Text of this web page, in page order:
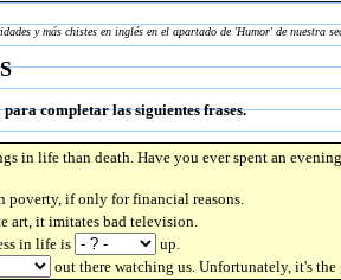
y más chistes en inglés en el apartado de 'Humor' de nuestra
completar las siguientes frases.
in life than death. Have you ever spent an
poverty, if only for financial reasons.
art, it imitates bad television.
in life is
up.
out there watching us. Unfortunately, it's the